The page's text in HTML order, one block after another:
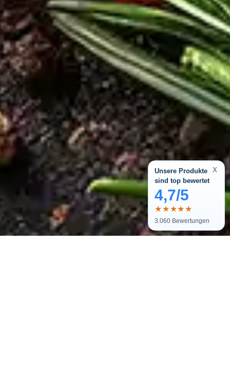
x
Unsere Produkte
sind top bewertet
4,7/5
★★★★★
3.060 Bewertungen